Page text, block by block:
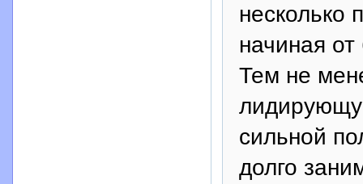
несколько
начиная
Тем не
сильной
долго